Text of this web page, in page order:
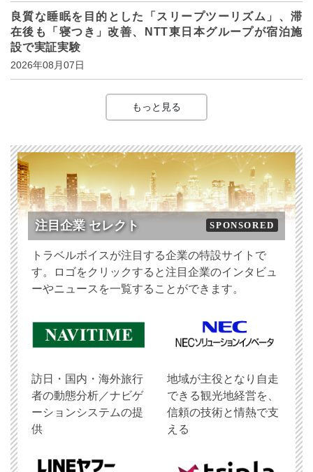
良質な睡眠を目的とした「スリープツーリズム」、滞
在後も「寝つき」改善、NTT東日本グループが宿泊施
設で実証実験
2026年08月07日
もっと見る
注目企業 セレクト SPONSORED
トラベルボイスが注目する企業の特設サイトで
す。ロゴをクリックすると注目企業のインタビュ
ーやニュースを一覧することができます。
訪日・国内・海外旅行
者の動態分析／ナビゲ
ーションシステムの提
供
地域が主役となり自走
できる観光地経営を、
信頼の技術と情熱で支
える